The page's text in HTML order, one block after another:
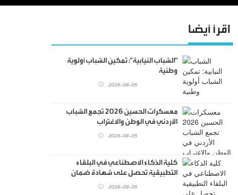
اقرأ أيضا
"الشباب النيابية": تمكين الشباب أولوية
وطنية
2026-08-05
معسكرات الحسين 2026 تجمع الشباب
الأردني في الوطن والاغتراب
2026-08-05
كلية الذكاء الاصطناعي في البلقاء
التطبيقية تحصل على شهادة ضمان
الجودة الأردنية2026-08-05